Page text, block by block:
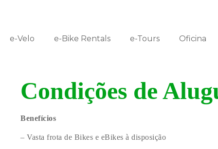
e-Velo e-Bike Rentals e-Tours Oficina
Condições de
Benefícios
– Vasta frota de Bikes e eBikes à disposição